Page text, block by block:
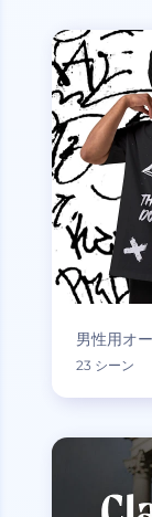
男性用オ
23 シーン